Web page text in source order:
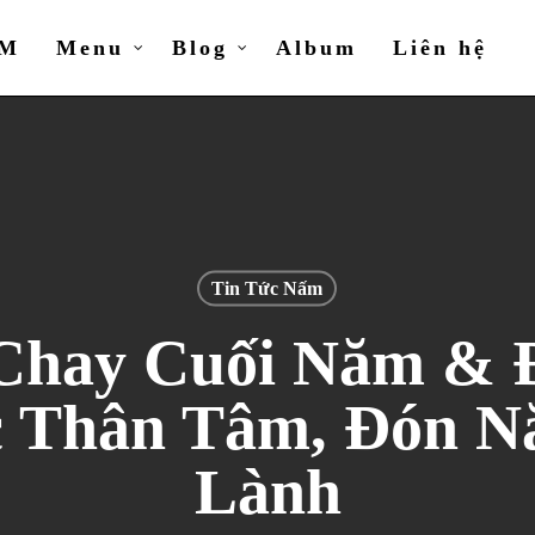
Menu Blog Album Liên hệ
Tin Tức Nấm
Cuối Năm &
Thân Tâm, Đón
Lành